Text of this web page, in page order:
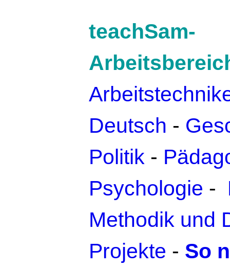
teachSam-
Deutsch -
Politik -
Psychologie -
Methodik und
Projekte - So